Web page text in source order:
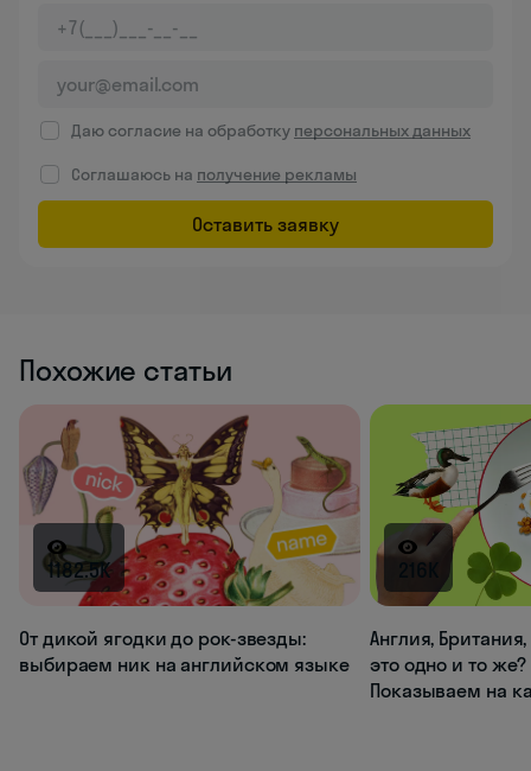
Даю согласие на обработку персональных данных
Соглашаюсь на получение рекламы
Оставить заявку
Похожие статьи
1182.5K
От дикой ягодки до рок-звезды:
выбираем ник на английском языке
216K
Англия,
это одно и то
Показываем на